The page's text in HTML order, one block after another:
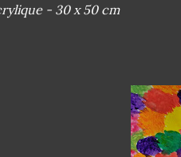
- 30 x 50 cm